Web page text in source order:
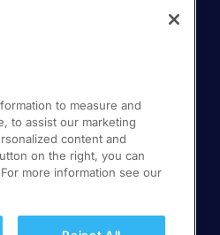
Prensa
de clientes
to measure and
to assist our marketing
content and
on the right, you can
more information see our